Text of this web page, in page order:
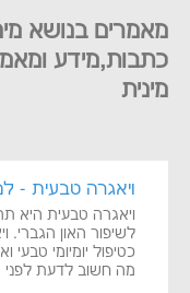
מאמרים בנושא
כתבות,מידע
מינית
ויאגרה טבעית -
ויאגרה טבעית היא
לשיפור האון הגברי.
כטיפול יומיומי טבעי
מה חשוב לדעת לפני